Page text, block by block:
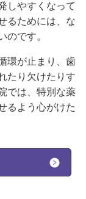
しやすくなって
るためには、な
のです。
環が止まり、歯
たり欠けたりす
では、特別な薬
るよう心がけた